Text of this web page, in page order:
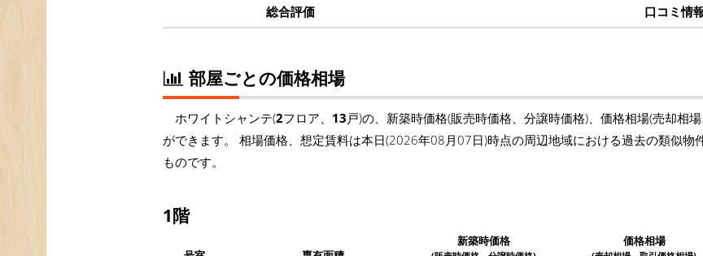
総合評価 口コミ情
部屋ごとの価格相場
ホワイトシャンテ(2フロア、 13戸)の、新築時価格(販売時価格、分譲時価格)、価格相場(売却相
ができます。 相場価格、想定賃料は本日(2026年08月07日)時点の周辺地域における過去の類似物
ものです。
1階
新築時価格 価格相場